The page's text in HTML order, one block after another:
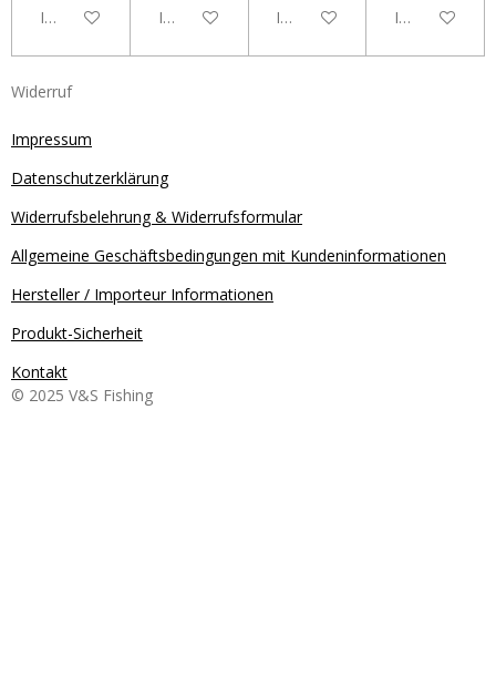
In den WarenkorbIn den WarenkorbIn den WarenkorbIn den
Widerruf
Impressum
Datenschutzerklärung
Widerrufsbelehrung & Widerrufsformular
Allgemeine Geschäftsbedingungen mit Kundeninformationen
Hersteller / Importeur Informationen
Produkt-Sicherheit
Kontakt
© 2025 V&S Fishing